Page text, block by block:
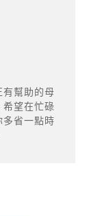
有幫助的母
希望在忙碌
多省一點時